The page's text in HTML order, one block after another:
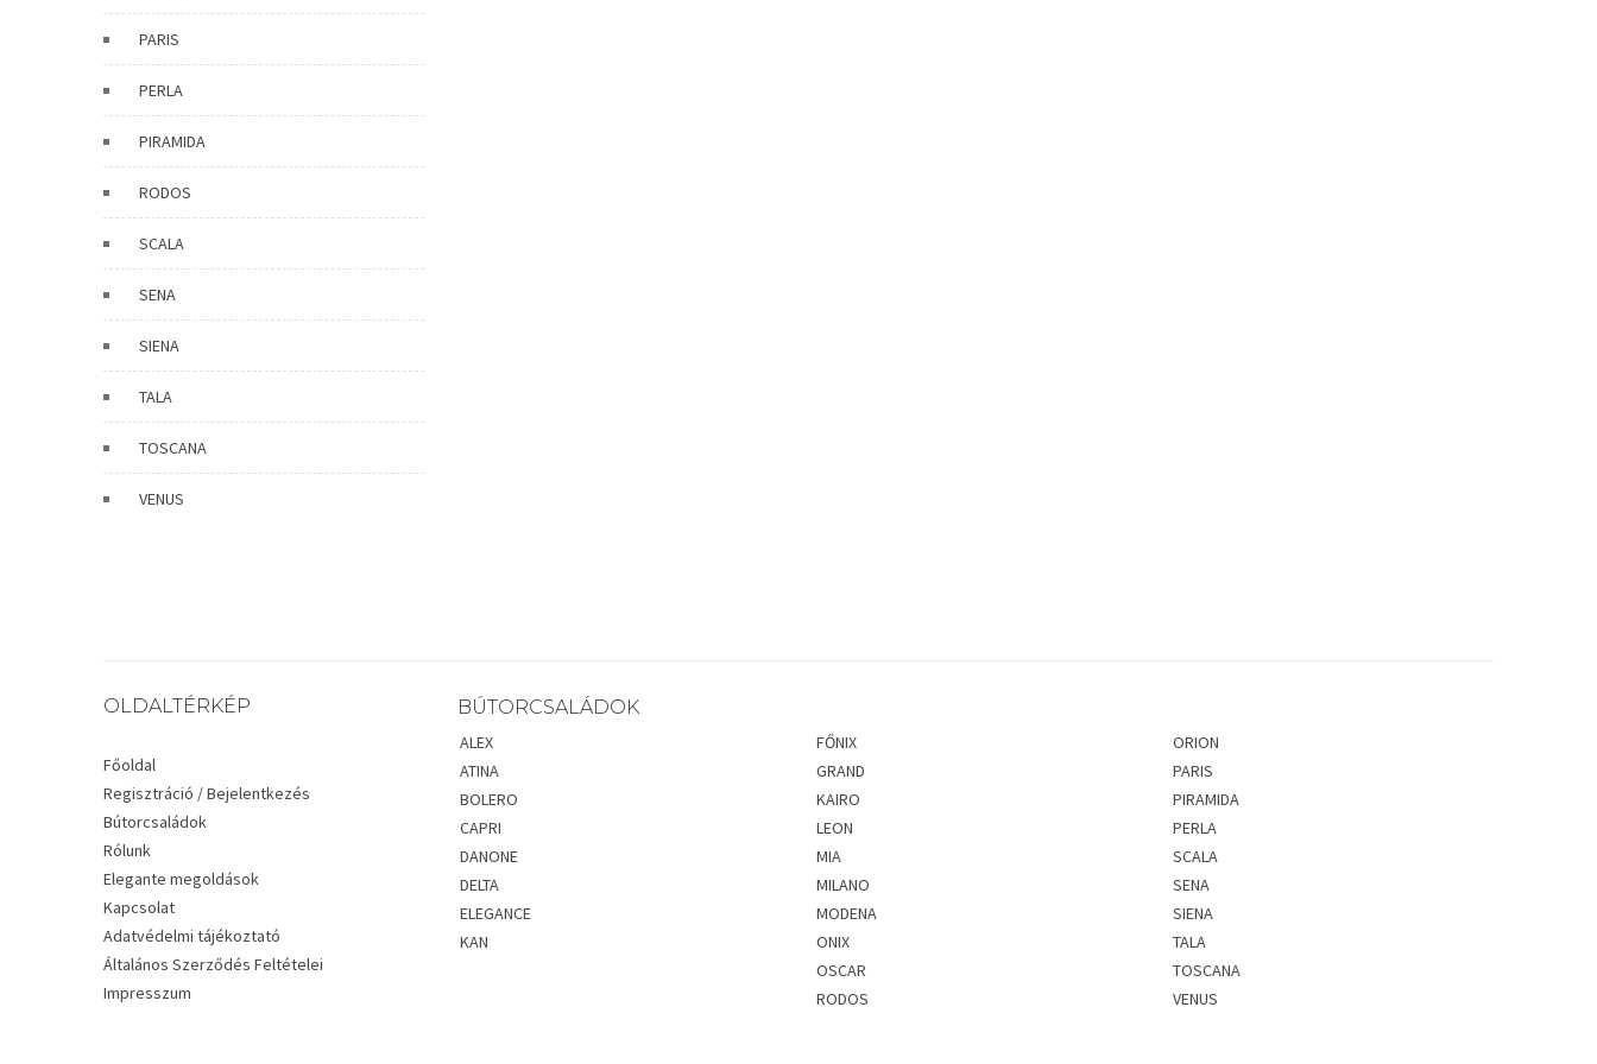
PARIS
PERLA
PIRAMIDA
RODOS
SCALA
SENA
SIENA
TALA
TOSCANA
VENUS
BÚTORCSALÁDOK
OLDALTÉRKÉP
Főoldal
Regisztráció / Bejelentkezés
Bútorcsaládok
Rólunk
Elegante megoldások
Kapcsolat
Adatvédelmi tájékoztató
Általános Szerződés Feltételei
Impresszum
ALEX
ATINA
BOLERO
CAPRI
DANONE
DELTA
ELEGANCE
KAN
FŐNIX
GRAND
KAIRO
LEON
MIA
MILANO
MODENA
ONIX
OSCAR
RODOS
ORION
PARIS
PIRAMIDA
PERLA
SCALA
SENA
SIENA
TALA
TOSCANA
VENUS